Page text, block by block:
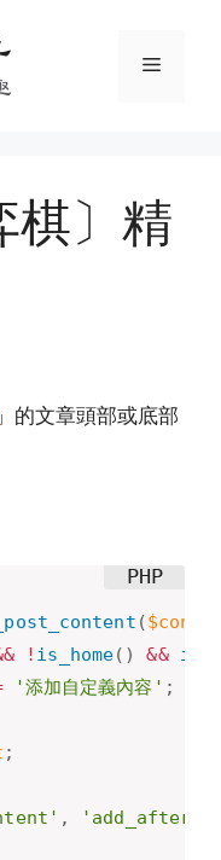
Menu
棋〕精
」的文章頭部或底部
(
! is_home( ) &&
'添加自定義內容' ;
;
,